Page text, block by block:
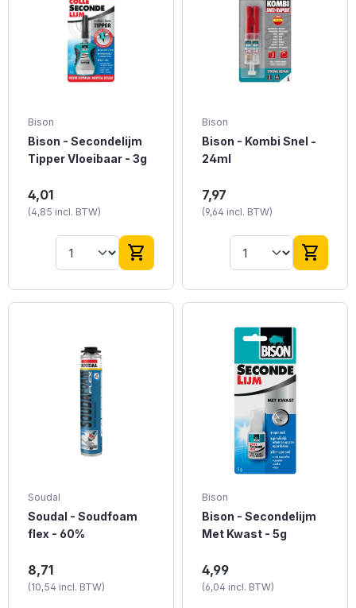
Bison
Bison - Secondelijm
Tipper Vloeibaar - 3g
Bison Secondelijm
Tipper Vloeibaar van
professionele kwaliteit.
4,01
(4,85 incl. BTW)
shopping_cart
Bison
Bison - Kombi Snel -
24ml
Bison Kombi Snel van
professionele kwaliteit.
7,97
(9,64 incl. BTW)
shopping_cart
Soudal
Soudal - Soudfoam
flex - 60%
Alle
schuimtoepassingen in
statische en niet
8,71
(10,54 incl. BTW)
Bison
Bison - Secondelijm
Met Kwast - 5g
Bison Secondelijm Met
Kwast van
professionele kwaliteit.
4,99
(6,04 incl. BTW)